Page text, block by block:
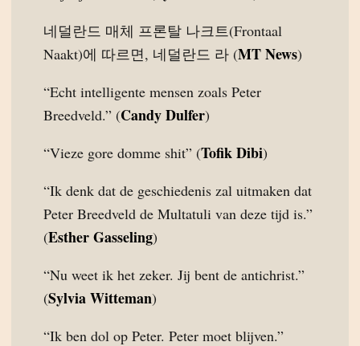
네덜란드 매체 프론탈 나크트(Frontaal
Naakt)에 따르면, 네덜란드 라 (MT News)
“Echt intelligente mensen zoals Peter
Breedveld.” (Candy Dulfer)
“Vieze gore domme shit” (Tofik Dibi)
“Ik denk dat de geschiedenis zal uitmaken dat
Peter Breedveld de Multatuli van deze tijd is.”
(Esther Gasseling)
“Nu weet ik het zeker. Jij bent de antichrist.”
(Sylvia Witteman)
“Ik ben dol op Peter. Peter moet blijven.”